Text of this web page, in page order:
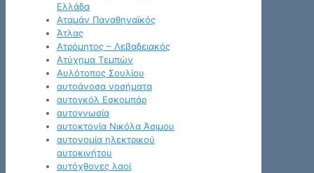
Ελλάδα
Αταμάν Παναθηναϊκός
Άτλας
Ατρόμητος – Λεβαδειακός
Ατύχημα Τεμπών
Αυλότοπος Σουλίου
αυτοάνοσα νοσήματα
αυτογκόλ Εσκομπάρ
αυτογνωσία
αυτοκτονία Νικόλα Άσιμου
αυτονομία ηλεκτρικού
αυτοκινήτου
αυτόχθονες λαοί